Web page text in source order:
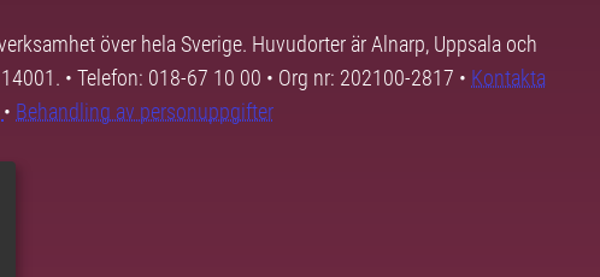
över hela Sverige. Huvudorter är Alnarp, Uppsala och
• Telefon: 018-67 10 00 • Org nr: 202100-2817 • Kontakta
• Behandling av personuppgifter